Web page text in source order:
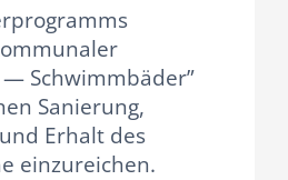
Schwimmbäder”
Sanierung,
Erhalt des
einzureichen.